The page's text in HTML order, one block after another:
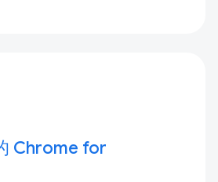
Chrome for